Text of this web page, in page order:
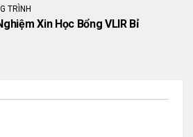
TRÌNH
Xin Học Bổng VLIR Bỉ